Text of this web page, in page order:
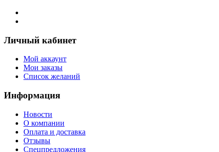
Личный кабинет
Мой аккаунт
Мои заказы
Список желаний
Информация
Новости
О компании
Оплата и доставка
Отзывы
Спецпредложения